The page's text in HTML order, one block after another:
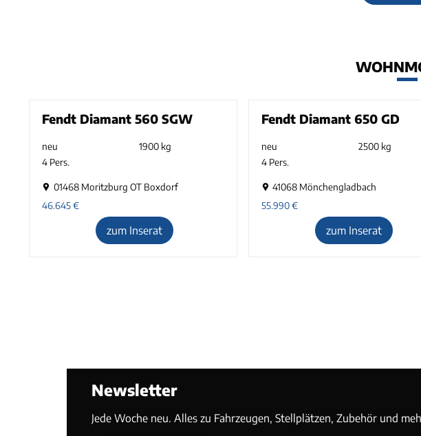
Fendt Diamant 560 SGW
neu
1900 kg
4 Pers.
01468 Moritzburg OT Boxdorf
46.645€
zum Inserat
Fendt Diamant 650 GD
neu
2500 kg
4 Pers.
41068 Mönchengladbach
55.990€
zum Inserat
Newsletter
Jede Woche neu. Alles zu Fahrzeugen, Stellplätzen, Zubehör und